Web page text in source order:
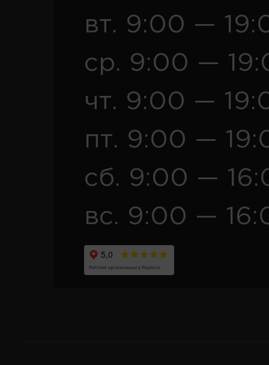
вт. 9:00 —
ср. 9:00 —
чт. 9:00 —
пт. 9:00 —
сб. 9:00 —
вс. 9:00 —